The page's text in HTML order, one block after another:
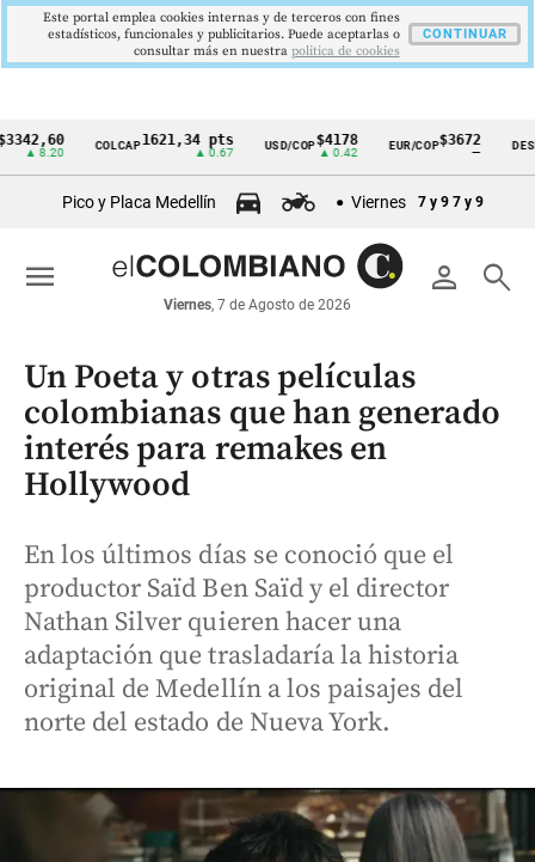
Cintillo
económicos
Colombia
COLCAP1621,34 pts USD/COP$4178
▲ 0.42
EUR/COP$3672
—
Pico y Placa Medellín Viernes 7 y 9 7 y 9
person search
Viernes, 7 de Agosto de 2026
menu
Un Poeta y otras películas
colombianas que han generado
interés para remakes en
Hollywood
En los últimos días se conoció que el
productor Saïd Ben Saïd y el director
Nathan Silver quieren hacer una
adaptación que trasladaría la historia
original de Medellín a los paisajes del
norte del estado de Nueva York.
Este portal emplea cookies internas y de terceros con fines
estadísticos, funcionales y publicitarios. Puede aceptarlas o
consultar más en nuestra politica de cookies
CONTINUAR